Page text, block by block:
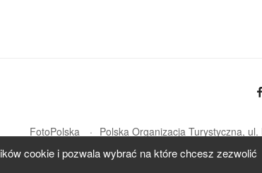
FotoPolska Polska Organizacja Turystyczna,
cookie i pozwala wybrać na które chcesz zezwolić